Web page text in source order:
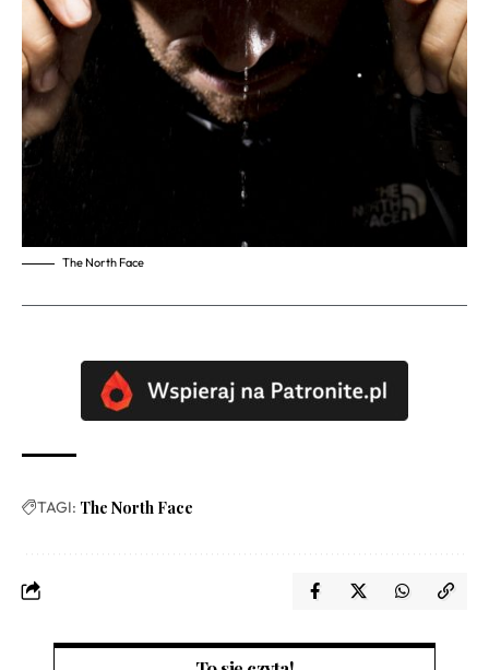
The North Face
TAGI: The North Face